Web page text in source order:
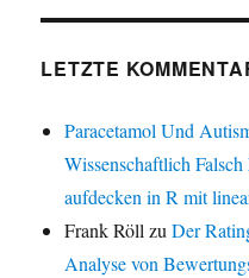
LETZTE
Paracetamol Und
Wissenschaftlich
aufdecken in R mit
Frank Röll zuDer
Analyse von